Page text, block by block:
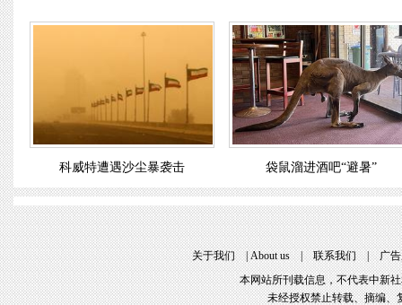
科威特遭遇沙尘暴袭击 袋鼠溜进酒吧“避暑”
关于我们 | About u | 联系我们 | 广
本网站所刊载信息，不代表中新
未经授权禁止转载、摘编、